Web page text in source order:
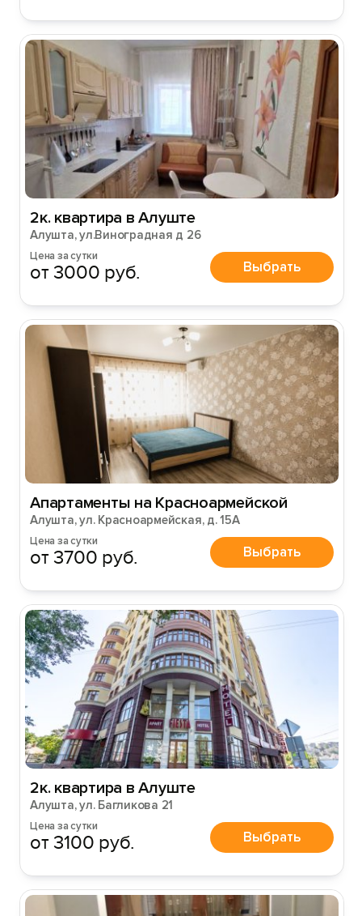
2к. квартира в Алуште
Алушта, ул.Виноградная д 26
Цена за сутки
от 3000 руб. Выбрать
Апартаменты на Красноармейской
Алушта, ул. Красноармейская, д. 15А
Цена за сутки
от 3700 руб. Выбрать
2к. квартира в Алуште
Алушта, ул. Багликова 21
Цена за сутки
от 3100 руб. Выбрать
Войти с помощью